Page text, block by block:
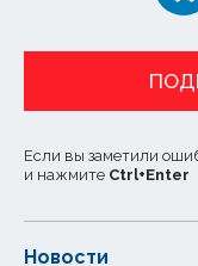
Если вы заметили
и нажмите Ctrl+Enter
Новости